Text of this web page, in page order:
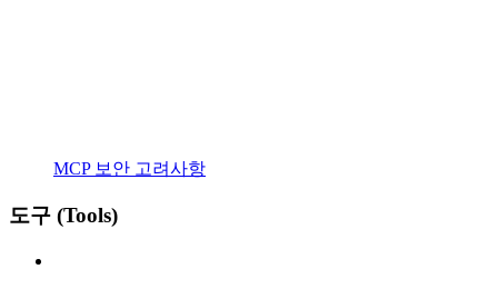
MCP 보안 고려사항
도구 (Tools)